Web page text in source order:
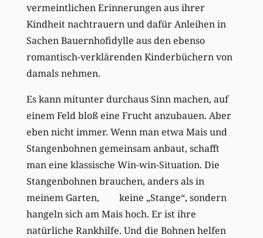
vermeintlichen Erinnerungen aus ihrer
Kindheit nachtrauern und dafür Anleihen in
Sachen Bauernhofidylle aus den ebenso
romantisch-verklärenden Kinderbüchern von
damals nehmen.
Es kann mitunter durchaus Sinn machen, auf
einem Feld bloß eine Frucht anzubauen. Aber
eben nicht immer. Wenn man etwa Mais und
Stangenbohnen gemeinsam anbaut, schafft
man eine klassische Win-win-Situation. Die
Stangenbohnen brauchen, anders als in
meinem Garten, keine „Stange“, sondern
hangeln sich am Mais hoch. Er ist ihre
natürliche Rankhilfe. Und die Bohnen helfen